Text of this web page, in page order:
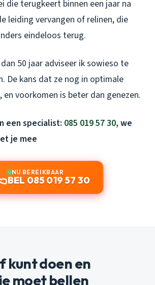
die terugkeert binnen een jaar na
leiding vervangen of relinen, die
eindeloos terug.
50 jaar adviseer ik sowieso te
De kans dat ze nog in optimale
voorkomen is beter dan genezen.
een specialist: 085 019 57 30, we
je mee
NU BEREIKBAAR
BEL 085 019 57 30
kunt doen en
moet bellen